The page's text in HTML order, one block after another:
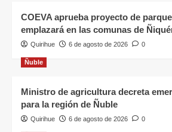
COEVA aprueba proyecto de
emplazará en las comunas de
Quirihue 6 de agosto de 2026 0
Ñuble
Ministro de agricultura decreta
para la región de Ñuble
Quirihue 6 de agosto de 2026 0